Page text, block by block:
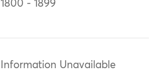
1800 - 1899
Information Unavailable